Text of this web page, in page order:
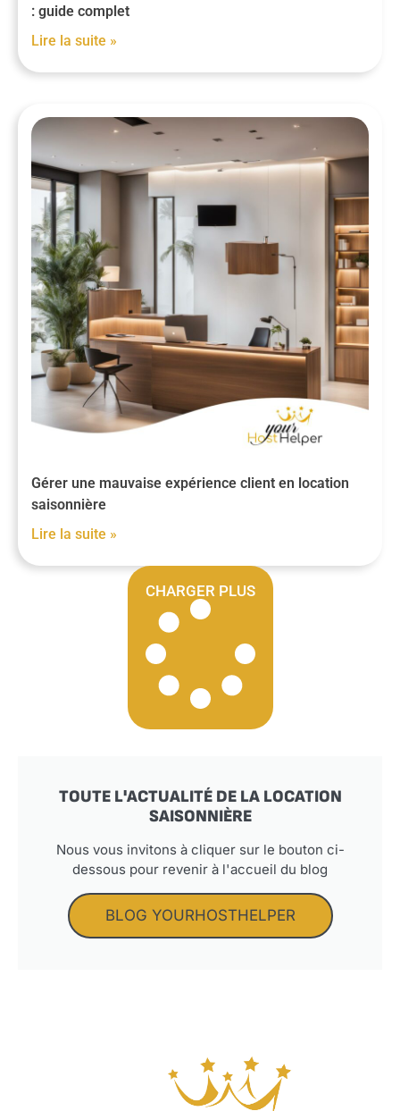
: guide complet
Lire la suite »
Gérer une mauvaise expérience client en location
saisonnière
Lire la suite »
CHARGER PLUS
TOUTE L'ACTUALITÉ DE LA LOCATION
SAISONNIÈRE
Nous vous invitons à cliquer sur le bouton ci-
dessous pour revenir à l'accueil du blog
BLOG YOURHOSTHELPER